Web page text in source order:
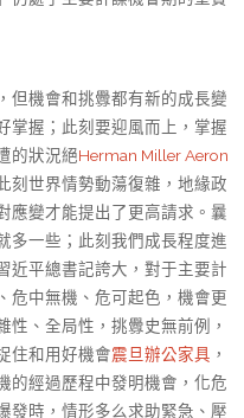
機會和挑釁都有新的成長變
掌握；此刻要迎風而上，掌握
的狀況絕Herman Miller Aeron
刻世界情勢動蕩復雜，地緣政
應變才能提出了更高請求。曩
多一些；此刻我們成長程度進
近平總書記誇大，對于主要計
危中無機、危可起色，機會更
、全局性，挑釁史無前例，
住和用好機會震旦辦公家具 ，
的經過歷程中發明機會，化危
發時，情形多么求助緊急、壓